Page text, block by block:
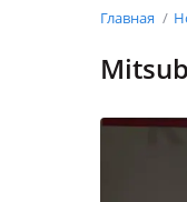
Главная